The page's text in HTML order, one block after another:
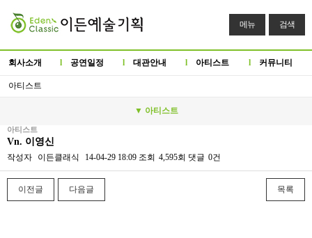
메뉴 검색
회사소개 l 공연일정 l 대관안내 l 아티스트 l 커뮤니티
아티스트
▼ 아티스트
아티스트
Vn. 이영신
작성자 이든클래식 14-04-29 18:09 조회 4,595회 댓글 0건
이전글 다음글 목록